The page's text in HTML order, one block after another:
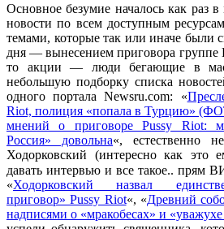
Основное безумие началось как раз
новости по всем доступным
темами, которые так или иначе были
дня — вынесением приговора
то акции — люди бегающие в
небольшую подборку списка
одного портала Newsru.com: «
Riot, полиция «попала в Турцию»
мнений о приговоре Pussy Riot:
Россия» довольна«, естественно
Ходорковский (интересно как это
давать интервью и все такое.. прям
«Ходорковский назвал
приговор» Pussy Riot«, «Древний
надписями о «мракобесах» и